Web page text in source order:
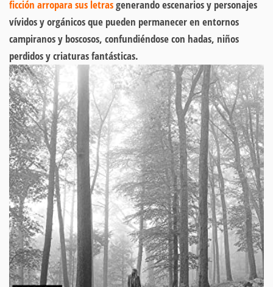
ficción arropara sus letrasgenerando escenarios y personajes
vívidos y orgánicos que pueden permanecer en entornos
campiranos y boscosos, confundiéndose con hadas, niños
perdidos y criaturas fantásticas.